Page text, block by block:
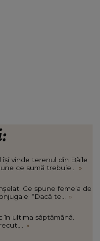
vinde terenul din Băile
ce sumă trebuie...
»
Ce spune femeia de
“Dacă te...
»
în ultima săptămână.
»